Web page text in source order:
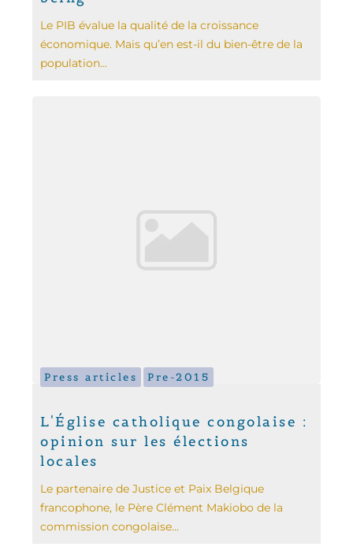
Le PIB évalue la qualité de la croissance
économique. Mais qu’en est-il du bien-être de la
population...
Press articles Pre-2015
L'Église catholique congolaise :
opinion sur les élections
locales
Le partenaire de Justice et Paix Belgique
francophone, le Père Clément Makiobo de la
commission congolaise...